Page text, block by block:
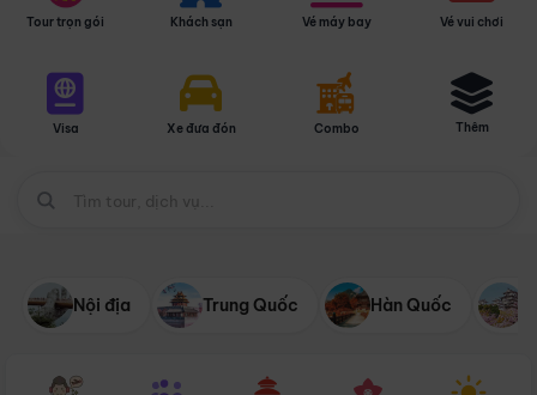
Tour trọn gói Khách sạn Vé máy bay Vé vui chơi
Visa Xe đưa đón Combo Thêm
Nội địa Trung Quốc Hàn Quốc